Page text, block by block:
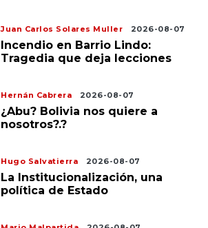
Juan Carlos Solares Muller 2026-08-07
Incendio en Barrio Lindo:
Tragedia que deja lecciones
Hernán Cabrera 2026-08-07
¿Abu? Bolivia nos quiere a
nosotros?.?
Hugo Salvatierra 2026-08-07
La Institucionalización, una
política de Estado